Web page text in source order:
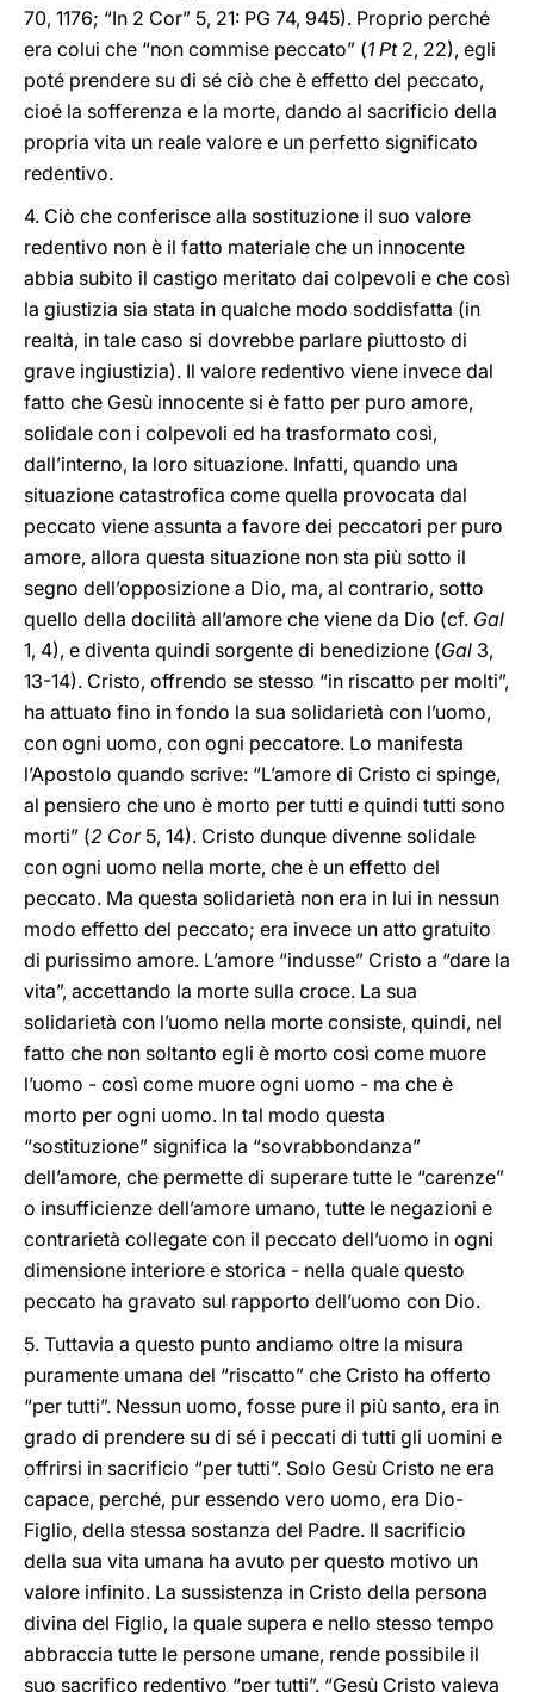
70, 1176; “In 2 Cor” 5, 21: PG 74, 945). Proprio perché
era colui che “non commise peccato” (1 Pt2, 22), egli
poté prendere su di sé ciò che è effetto del peccato,
cioé la sofferenza e la morte, dando al sacrificio della
propria vita un reale valore e un perfetto significato
redentivo.
4. Ciò che conferisce alla sostituzione il suo valore
redentivo non è il fatto materiale che un innocente
abbia subito il castigo meritato dai colpevoli e che così
la giustizia sia stata in qualche modo soddisfatta (in
realtà, in tale caso si dovrebbe parlare piuttosto di
grave ingiustizia). Il valore redentivo viene invece dal
fatto che Gesù innocente si è fatto per puro amore,
solidale con i colpevoli ed ha trasformato così,
dall’interno, la loro situazione. Infatti, quando una
situazione catastrofica come quella provocata dal
peccato viene assunta a favore dei peccatori per puro
amore, allora questa situazione non sta più sotto il
segno dell’opposizione a Dio, ma, al contrario, sotto
quello della docilità all’amore che viene da Dio (cf. Gal
1, 4), e diventa quindi sorgente di benedizione (Gal 3,
13-14). Cristo, offrendo se stesso “in riscatto per molti”,
ha attuato fino in fondo la sua solidarietà con l’uomo,
con ogni uomo, con ogni peccatore. Lo manifesta
l’Apostolo quando scrive: “L’amore di Cristo ci spinge,
al pensiero che uno è morto per tutti e quindi tutti sono
morti” (2 Cor5, 14). Cristo dunque divenne solidale
con ogni uomo nella morte, che è un effetto del
peccato. Ma questa solidarietà non era in lui in nessun
modo effetto del peccato; era invece un atto gratuito
di purissimo amore. L’amore “indusse” Cristo a “dare la
vita”, accettando la morte sulla croce. La sua
solidarietà con l’uomo nella morte consiste, quindi, nel
fatto che non soltanto egli è morto così come muore
l’uomo - così come muore ogni uomo - ma che è
morto per ogni uomo. In tal modo questa
“sostituzione” significa la “sovrabbondanza”
dell’amore, che permette di superare tutte le “carenze”
o insufficienze dell’amore umano, tutte le negazioni e
contrarietà collegate con il peccato dell’uomo in ogni
dimensione interiore e storica - nella quale questo
peccato ha gravato sul rapporto dell’uomo con Dio.
5. Tuttavia a questo punto andiamo oltre la misura
puramente umana del “riscatto” che Cristo ha offerto
“per tutti”. Nessun uomo, fosse pure il più santo, era in
grado di prendere su di sé i peccati di tutti gli uomini e
offrirsi in sacrificio “per tutti”. Solo Gesù Cristo ne era
capace, perché, pur essendo vero uomo, era Dio-
Figlio, della stessa sostanza del Padre. Il sacrificio
della sua vita umana ha avuto per questo motivo un
valore infinito. La sussistenza in Cristo della persona
divina del Figlio, la quale supera e nello stesso tempo
abbraccia tutte le persone umane, rende possibile il
suo sacrifico redentivo “per tutti”. “Gesù Cristo valeva